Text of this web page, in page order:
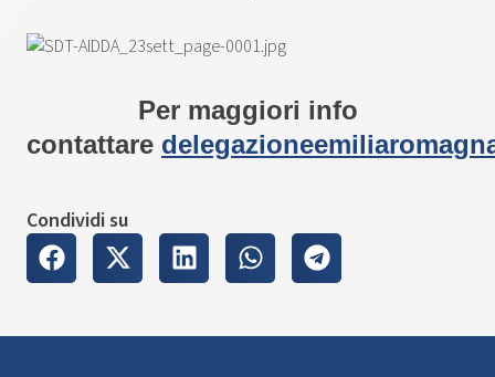
Per maggiori info
contattare
Condividi su